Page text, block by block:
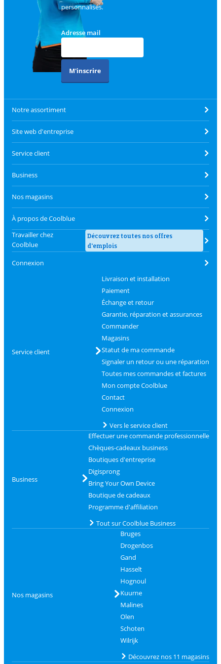
personnalisés.
Adresse mail
M'inscrire
Notre assortiment
Site web d'entreprise
Service client
Business
Nos magasins
À propos de Coolblue
Travailler chez
Coolblue
Découvrez toutes nos offres
d'emplois
Connexion
Service client
Livraison et installation
Paiement
Échange et retour
Garantie, réparation et assurances
Commander
Magasins
Statut de ma commande
Signaler un retour ou une réparation
Toutes mes commandes et factures
Mon compte Coolblue
Contact
Connexion
Vers le service client
Business
Effectuer une commande professionnelle
Chèques-cadeaux business
Boutiques d'entreprise
Digisprong
Bring Your Own Device
Boutique de cadeaux
Programme d'affiliation
Tout sur Coolblue Business
Nos magasins
Bruges
Drogenbos
Gand
Hasselt
Hognoul
Kuurne
Malines
Olen
Schoten
Wilrijk
Découvrez nos 11 magasins